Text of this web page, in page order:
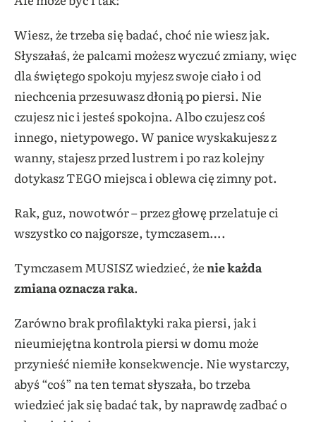
Wiesz, że trzeba się badać, choć nie wiesz jak.
Słyszałaś, że palcami możesz wyczuć zmiany, więc
dla świętego spokoju myjesz swoje ciało i od
niechcenia przesuwasz dłonią po piersi. Nie
czujesz nic i jesteś spokojna. Albo czujesz coś
innego, nietypowego. W panice wyskakujesz z
wanny, stajesz przed lustrem i po raz kolejny
dotykasz TEGO miejsca i oblewa cię zimny pot.
Rak, guz, nowotwór – przez głowę przelatuje ci
wszystko co najgorsze, tymczasem….
Tymczasem MUSISZ wiedzieć, żenie każda
zmiana oznacza raka.
Zarówno brak profilaktyki raka piersi, jak i
nieumiejętna kontrola piersi w domu może
przynieść niemiłe konsekwencje. Nie wystarczy,
abyś “coś” na ten temat słyszała, bo trzeba
wiedzieć jak się badać tak, by naprawdę zadbać o